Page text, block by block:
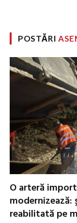
POSTĂRI
O arteră
modernizează:
reabilitată pe